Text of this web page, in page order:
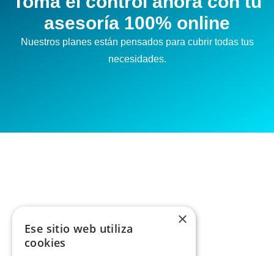
asesoría 100% online
Nuestros planes están pensados para cubrir todas tus
necesidades.
×
Ese sitio web utiliza
cookies